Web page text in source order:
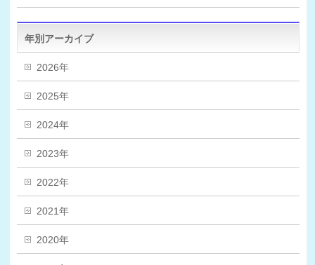
年別アーカイブ
2026年
2025年
2024年
2023年
2022年
2021年
2020年